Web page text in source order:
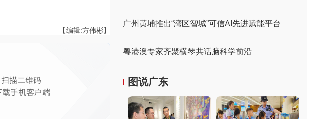
【编辑:方伟彬】
广州黄埔推出“湾区智城”可信AI先进赋能平台
粤港澳专家齐聚横琴共话脑科学前沿
图说广东